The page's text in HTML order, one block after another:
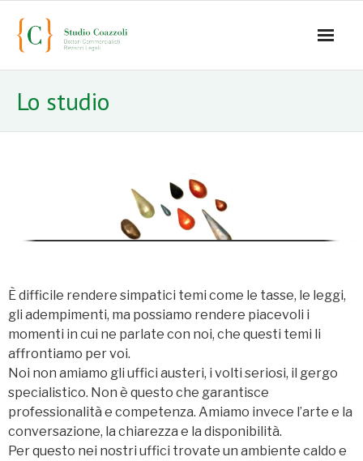
- Mauro Coazzoli
- Alice Coazzoli
- Manuela Paiano
- Anna Paparusso
- Alessia Congedo
Services
Contacts
Lo studio
È difficile rendere simpatici temi come le tasse, le leggi,
gli adempimenti, ma possiamo rendere piacevoli i
momenti in cui ne parlate con noi, che questi temi li
affrontiamo per voi.
Noi non amiamo gli uffici austeri, i volti seriosi, il gergo
specialistico. Non è questo che garantisce
professionalità e competenza. Amiamo invece l’arte e la
conversazione, la chiarezza e la disponibilità.
Per questo nei nostri uffici trovate un ambiente caldo e